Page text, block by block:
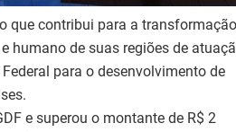
que contribui para a transformação
humano de suas regiões de
para o desenvolvimento de
e superou o montante de R$ 2